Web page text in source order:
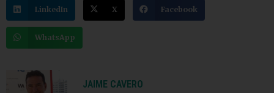
LinkedIn X Facebook
WhatsApp
JAIME CAVERO